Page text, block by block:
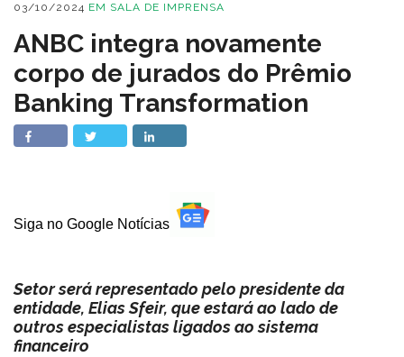
03/10/2024 EM SALA DE IMPRENSA
ANBC integra novamente
corpo de jurados do Prêmio
Banking Transformation
Siga no Google Notícias
Setor será representado pelo presidente da
entidade, Elias Sfeir, que estará ao lado de
outros especialistas ligados ao sistema
financeiro